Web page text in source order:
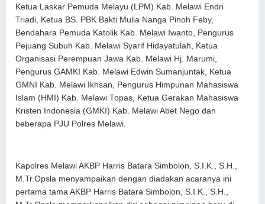
Ketua Laskar Pemuda Melayu (LPM) Kab. Melawi Endri
Triadi, Ketua BS. PBK Bakti Mulia Nanga Pinoh Feby,
Bendahara Pemuda Katolik Kab. Melawi Iwanto, Pengurus
Pejuang Subuh Kab. Melawi Syarif Hidayatulah, Ketua
Organisasi Perempuan Jawa Kab. Melawi Hj. Marumi,
Pengurus GAMKI Kab. Melawi Edwin Sumanjuntak, Ketua
GMNI Kab. Melawi Ikhsan, Pengurus Himpunan Mahasiswa
Islam (HMI) Kab. Melawi Topas, Ketua Gerakan Mahasiswa
Kristen Indonesia (GMKI) Kab. Melawi Abet Nego dan
beberapa PJU Polres Melawi.
Kapolres Melawi AKBP Harris Batara Simbolon, S.I.K., S.H.,
M.Tr.Opsla menyampaikan dengan diadakan acaranya ini
pertama tama AKBP Harris Batara Simbolon, S.I.K., S.H.,